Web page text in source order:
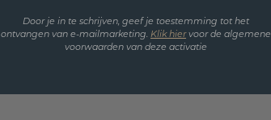
Door je in te schrijven, geef je toestemming tot het
ontvangen van e-mailmarketing. Klik hiervoor de algemene
voorwaarden van deze activatie